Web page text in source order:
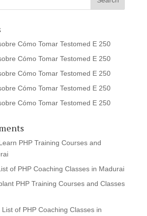
Cómo Tomar Testomed E 250
Cómo Tomar Testomed E 250
Cómo Tomar Testomed E 250
Cómo Tomar Testomed E 250
Cómo Tomar Testomed E 250
PHP Training Courses and
of PHP Coaching Classes in Madurai
PHP Training Courses and Classes
List of PHP Coaching Classes in